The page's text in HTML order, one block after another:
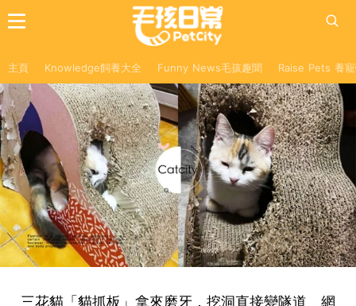
主頁 Knowledge飼養大全 Funny News毛孩趣聞 Raise Pets 養
三花貓「貓抓板」拿來磨牙，挖洞直接變隧道 網